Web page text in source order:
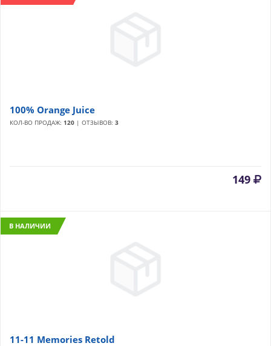
100% Orange Juice
КОЛ-ВО ПРОДАЖ: 120 | ОТЗЫВОВ: 3
149
В НАЛИЧИИ
11-11 Memories Retold